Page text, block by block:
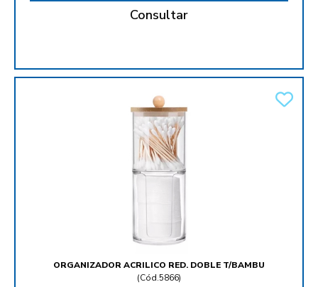
Consultar
ORGANIZADOR ACRILICO RED. DOBLE T/BAMBU
(Cód.5866)